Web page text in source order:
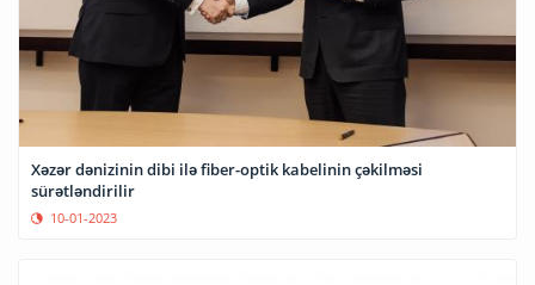
Xəzər dənizinin dibi ilə fiber-optik kabelinin çəkilməsi
sürətləndirilir
10-01-2023